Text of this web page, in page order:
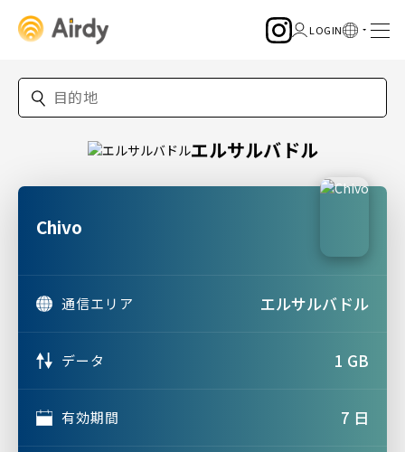
エルサルバドル
Chivo
通信エリア エルサルバドル
データ 1 GB
有効期間 7 日